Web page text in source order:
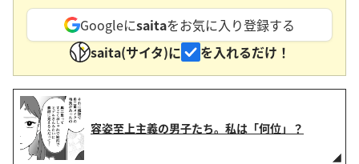
Googleにsaitaをお気に入り登録する
saita(サイタ)に
を入れるだけ！
容姿至上主義の男子たち。私は「何位」？